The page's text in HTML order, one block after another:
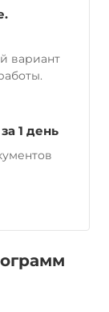
вариант
1 день